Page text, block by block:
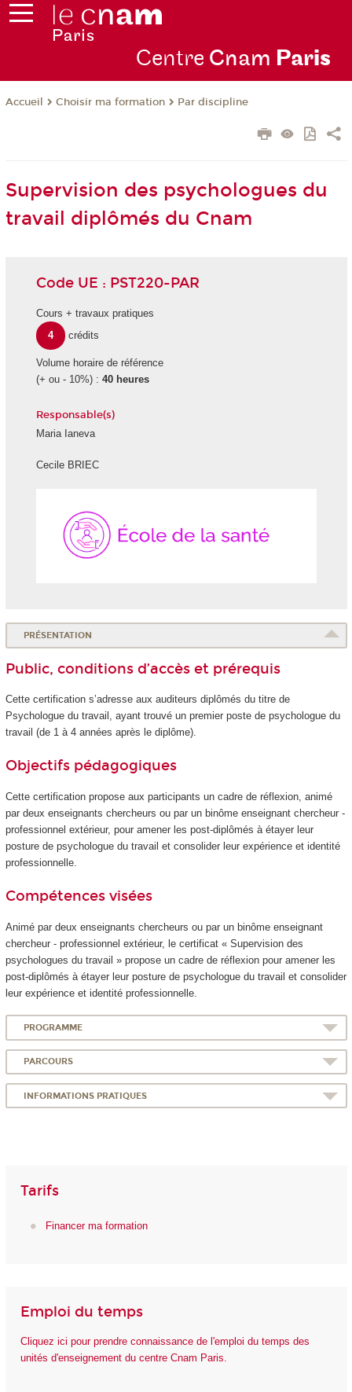
Centre Cnam Paris
Accueil Choisir ma formation Par discipline
Supervision des psychologues du
travail diplômés du Cnam
Code UE : PST220-PAR
Cours + travaux pratiques
4
crédits
Volume horaire de référence
(+ ou - 10%) : 40 heures
Responsable(s)
Maria Ianeva
Cecile BRIEC
PRÉSENTATION
Public, conditions d’accès et prérequis
Cette certification s’adresse aux auditeurs diplômés du titre de
Psychologue du travail, ayant trouvé un premier poste de psychologue du
travail (de 1 à 4 années après le diplôme).
Objectifs pédagogiques
Cette certification propose aux participants un cadre de réflexion, animé
par deux enseignants chercheurs ou par un binôme enseignant chercheur -
professionnel extérieur, pour amener les post-diplômés à étayer leur
posture de psychologue du travail et consolider leur expérience et identité
professionnelle.
Compétences visées
Animé par deux enseignants chercheurs ou par un binôme enseignant
chercheur - professionnel extérieur, le certificat « Supervision des
psychologues du travail » propose un cadre de réflexion pour amener les
post-diplômés à étayer leur posture de psychologue du travail et consolider
leur expérience et identité professionnelle.
PROGRAMME
PARCOURS
INFORMATIONS PRATIQUES
Tarifs
Financer ma formation
Emploi du temps
Cliquez ici pour prendre connaissance de l'emploi du temps des
unités d'enseignement du centre Cnam Paris.